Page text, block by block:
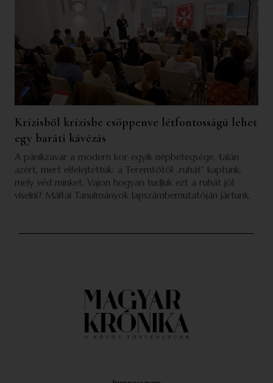
Krízisből krízisbe csöppenve létfontosságú lehet
egy baráti kávézás
A pánikzavar a modern kor egyik népbetegsége, talán
azért, mert elfelejtettük: a Teremtőtől „ruhát” kaptunk,
mely véd minket. Vajon hogyan tudjuk ezt a ruhát jól
viselni? Máltai Tanulmányok lapszámbemutatóján jártunk.